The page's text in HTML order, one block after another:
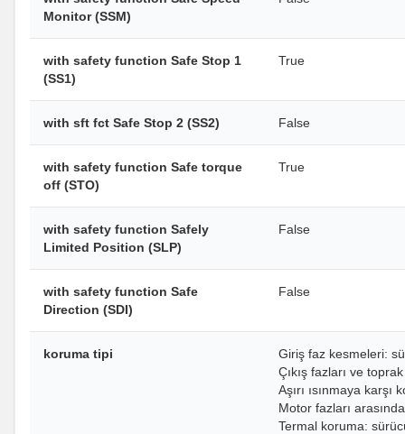
Monitor (SSM)
with safety function Safe Stop 1
(SS1)
True
with sft fct Safe Stop 2 (SS2) False
with safety function Safe torque
off (STO)
True
with safety function Safely
Limited Position (SLP)
False
with safety function Safe
Direction (SDI)
False
koruma tipi
Giriş faz kesmeleri:
Çıkış fazları ve
Aşırı ısınmaya karşı
Motor fazları
Termal koruma: